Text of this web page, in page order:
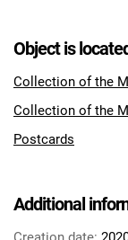
Object is
Collection of the
Collection of the
Postcards
Additional